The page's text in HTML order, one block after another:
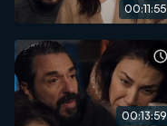
00:11:55
00:13:59